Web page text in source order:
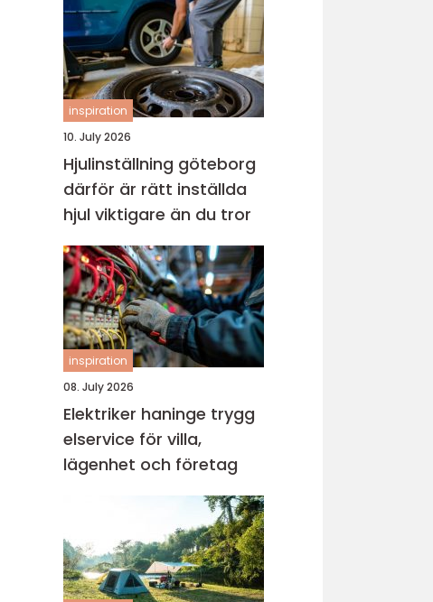
inspiration
10. July 2026
Hjulinställning göteborg
därför är rätt inställda
hjul viktigare än du tror
inspiration
08. July 2026
Elektriker haninge trygg
elservice för villa,
lägenhet och företag